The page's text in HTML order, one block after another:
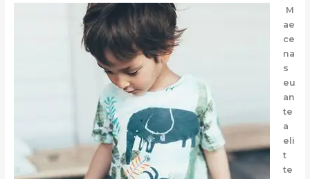
M
ae
ce
na
s
eu
an
te
a
eli
t
te